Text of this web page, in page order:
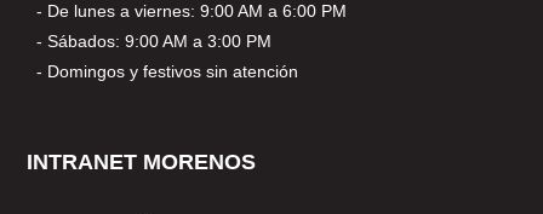
- De lunes a viernes: 9:00 AM a 6:00 PM
- Sábados: 9:00 AM a 3:00 PM
- Domingos y festivos sin atención
INTRANET MORENOS